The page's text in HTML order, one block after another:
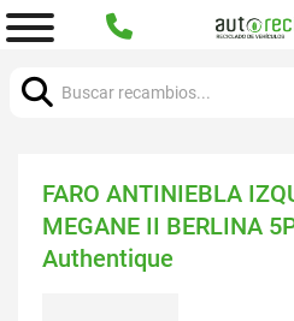
FARO ANTINIEBLA
MEGANE II BERLINA
Authentique